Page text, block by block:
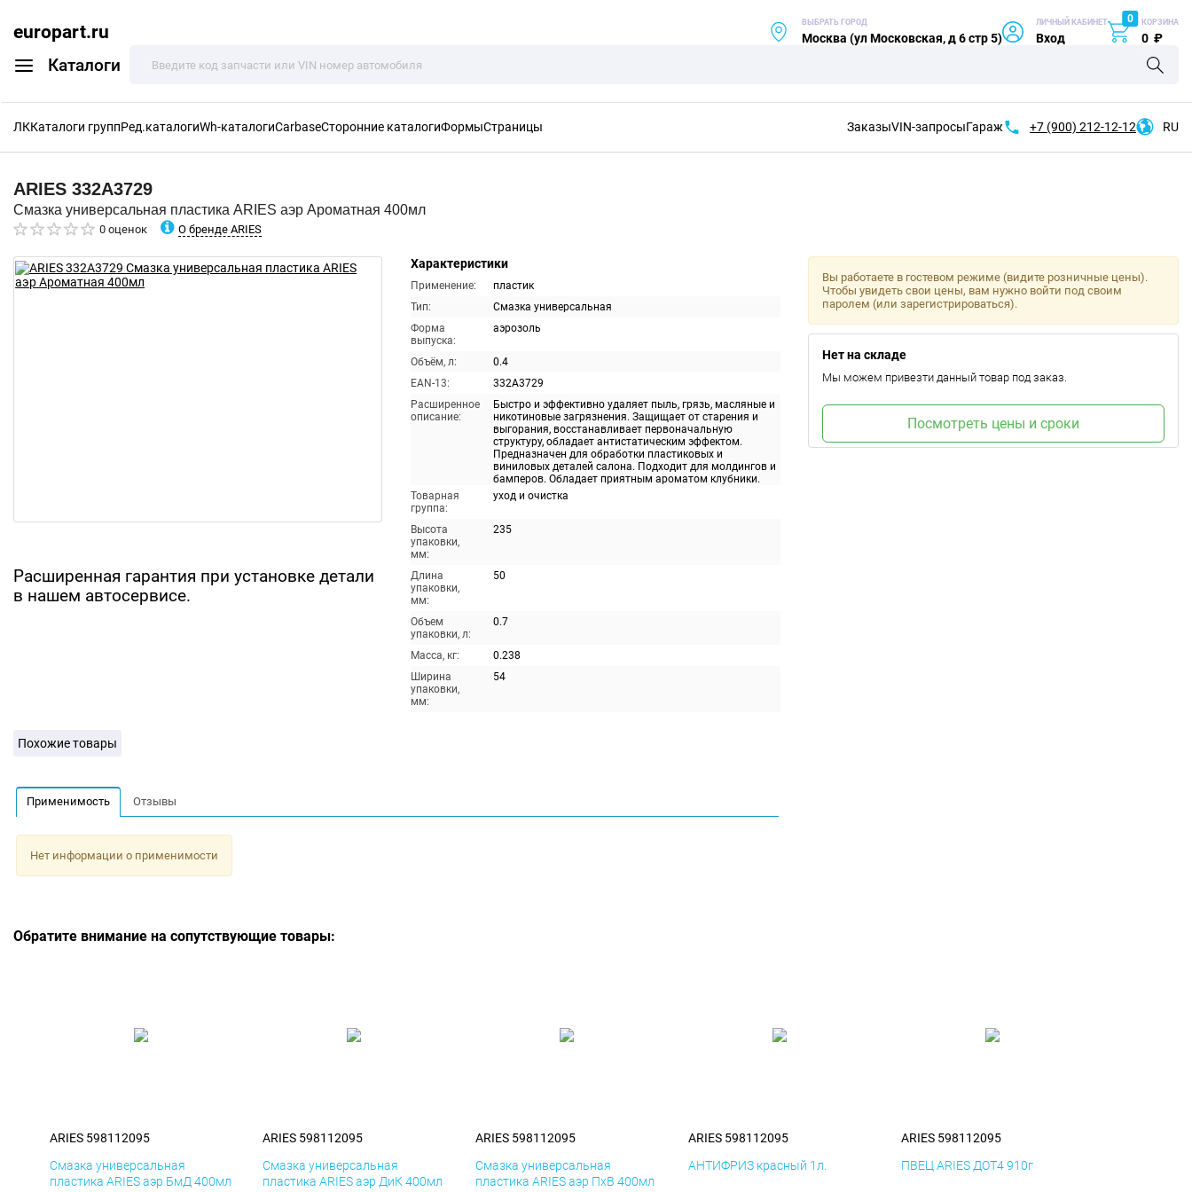
europart.ru
Каталоги
ВЫБРАТЬ ГОРОД
Москва (ул Московская, д 6 стр 5)
ЛИЧНЫЙ КАБИНЕТ
Вход
0 КОРЗИНА
0 ₽
ЛККаталоги группРед.каталогиWh-каталогиCarbaseСторонние каталогиФормыСтраницы ЗаказыVIN-запросыГараж +7 (900) 212-12-12 RU
ARIES 332A3729
Смазка универсальная пластика ARIES аэр Ароматная 400мл
0 оценок О бренде ARIES
Расширенная гарантия при установке детали
в нашем автосервисе.
Характеристики
Применение:
пластик
Тип:
Смазка универсальная
Форма
выпуска:
аэрозоль
Объём, л:
0.4
EAN-13:
332A3729
Расширенное
описание:
Быстро и эффективно удаляет пыль, грязь, масляные и
никотиновые загрязнения. Защищает от старения и
выгорания, восстанавливает первоначальную
структуру, обладает антистатическим эффектом.
Предназначен для обработки пластиковых и
виниловых деталей салона. Подходит для молдингов и
бамперов. Обладает приятным ароматом клубники.
Товарная
группа:
уход и очистка
Высота
упаковки,
мм:
235
Длина
упаковки,
мм:
50
Объем
упаковки, л:
0.7
Масса, кг:
0.238
Ширина
упаковки,
мм:
54
Вы работаете в гостевом режиме (видите розничные цены).
Чтобы увидеть свои цены, вам нужно войти под своим
паролем (или зарегистрироваться).
Нет на складе
Мы можем привезти данный товар под заказ.
Посмотреть цены и сроки
Похожие товары
Применимость Отзывы
Нет информации о применимости
Обратите внимание на сопутствующие товары:
ARIES 598112095
Смазка универсальная
пластика ARIES аэр БмД 400мл
ARIES 598112095
Смазка универсальная
пластика ARIES аэр ДиК 400мл
ARIES 598112095
Смазка универсальная
пластика ARIES аэр ПхВ 400мл
ARIES 598112095
АНТИФРИЗ красный 1л.
ARIES 598112095
ПВЕЦ ARIES ДОТ4 910г